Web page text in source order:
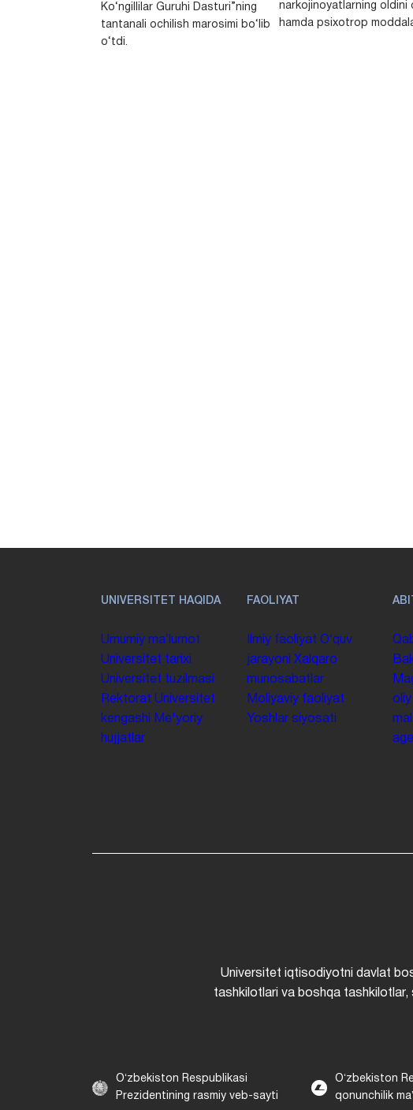
Ko‘ngillilar Guruhi Dasturi”ning
tantanali ochilish marosimi bo‘lib
o‘tdi.
narkojinoyatlarning oldini
hamda psixotrop
UNIVERSITET HAQIDA
Umumiy maʼlumot
Universitet tarixi
Universitet tuzilmasi
Rektorat Universitet
kengashi
Me'yoriy
hujjatlar
FAOLIYAT
Ilmiy faoliyat Oʻquv
jarayoni Xalqaro
munosabatlar
Moliyaviy faoliyat
Yoshlar siyosati
oliy
Universitet iqtisodiyotni davlat
tashkilotlari va boshqa tashkilotlar,
Oʻzbekiston Respublikasi
Prezidentining rasmiy veb-sayti
Oʻzbekiston
qonunchilik